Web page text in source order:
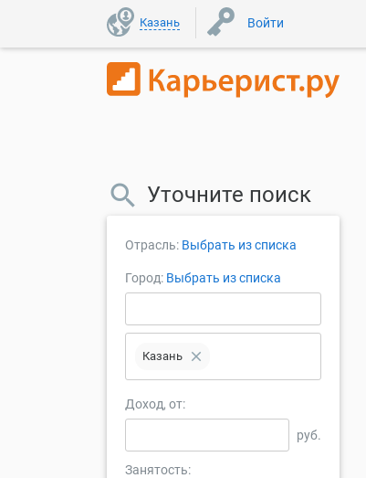
Казань Войти
Уточните поиск
Отрасль: Выбрать из списка
Город: Выбрать из списка
Казань close
Доход, от:
руб.
Занятость: